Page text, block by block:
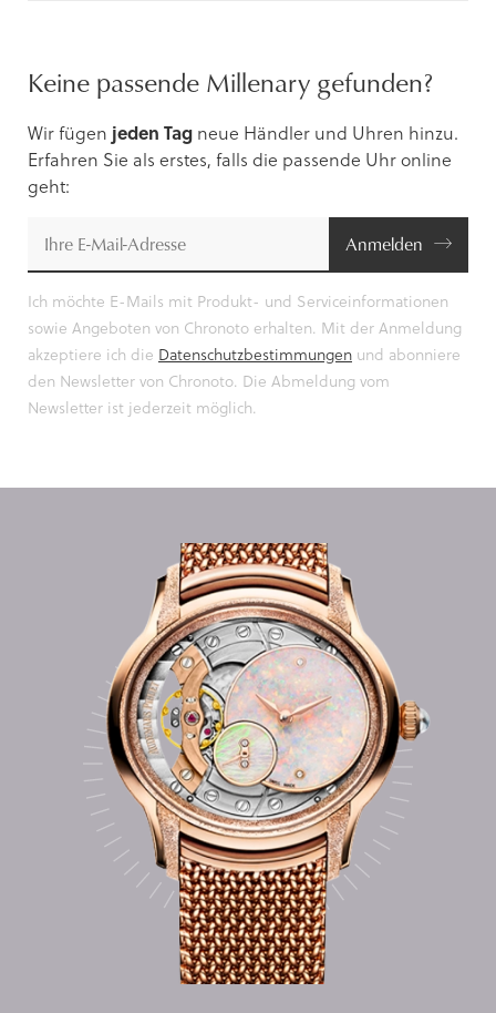
Keine passende Millenary gefunden?
Wir fügen jeden Tag neue Händler und Uhren hinzu.
Erfahren Sie als erstes, falls die passende Uhr online
geht:
Anmelden
Ich möchte E-Mails mit Produkt- und Serviceinformationen
sowie Angeboten von Chronoto erhalten. Mit der Anmeldung
akzeptiere ich die Datenschutzbestimmungen und abonniere
den Newsletter von Chronoto. Die Abmeldung vom
Newsletter ist jederzeit möglich.